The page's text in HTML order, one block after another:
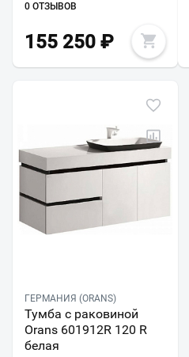
0 ОТЗЫВОВ
155 250 ₽
ГЕРМАНИЯ (ORANS)
Тумба с раковиной
Orans 601912R 120 R
белая